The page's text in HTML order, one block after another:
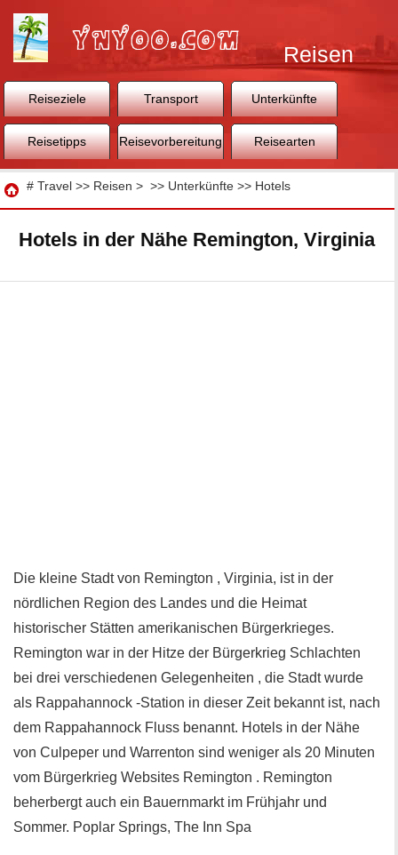
Reisen
Reiseziele Transport Unterkünfte
Reisetipps Reisevorbereitung Reisearten
Reisen
# Travel >> Reisen > >> Unterkünfte >> Hotels
Hotels in der Nähe Remington, Virginia
Die kleine Stadt von Remington , Virginia, ist in der
nördlichen Region des Landes und die Heimat
historischer Stätten amerikanischen Bürgerkrieges.
Remington war in der Hitze der Bürgerkrieg Schlachten
bei drei verschiedenen Gelegenheiten , die Stadt wurde
als Rappahannock -Station in dieser Zeit bekannt ist, nach
dem Rappahannock Fluss benannt. Hotels in der Nähe
von Culpeper und Warrenton sind weniger als 20 Minuten
vom Bürgerkrieg Websites Remington . Remington
beherbergt auch ein Bauernmarkt im Frühjahr und
Sommer. Poplar Springs, The Inn Spa